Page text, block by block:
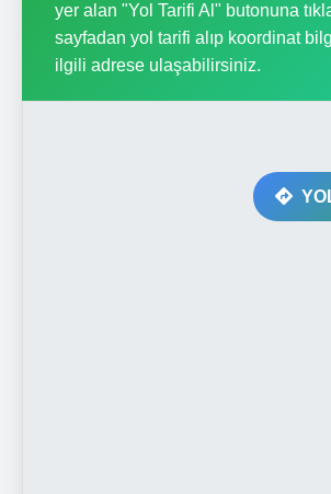
yer alan "Yol Tarifi Al" butonuna
sayfadan yol tarifi alıp koordinat
ilgili adrese ulaşabilirsiniz.